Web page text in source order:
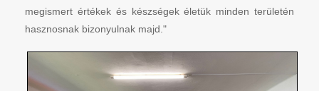
megismert értékek és készségek életük minden területén
hasznosnak bizonyulnak majd."